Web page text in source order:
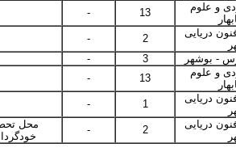
و علوم
13
-
دریایی
2
-
- بوشهر 3
-
و علوم
13
-
دریایی
1
-
دریایی
2
-
محل